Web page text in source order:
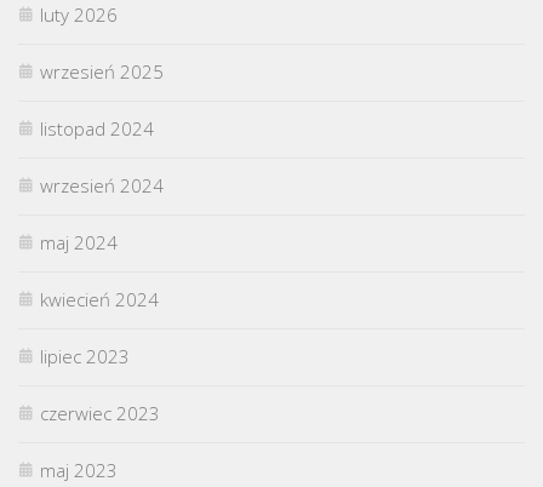
luty 2026
wrzesień 2025
listopad 2024
wrzesień 2024
maj 2024
kwiecień 2024
lipiec 2023
czerwiec 2023
maj 2023